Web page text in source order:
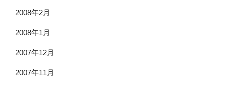
2008年2月
2008年1月
2007年12月
2007年11月